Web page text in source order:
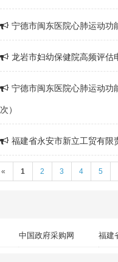
宁德市闽东医院心肺运动功
龙岩市妇幼保健院高频评估
宁德市闽东医院心肺运动功
次）
福建省永安市新立工贸有限
« 1 2 3 4 5
中国政府采购网 福建